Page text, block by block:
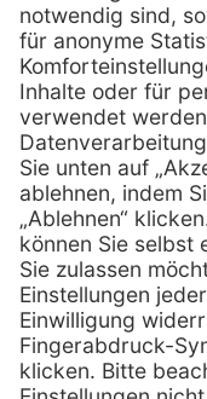
E-Mail:
Services
Vorteile
Eigenmarke
Leasing
Technischer
Kataloge /